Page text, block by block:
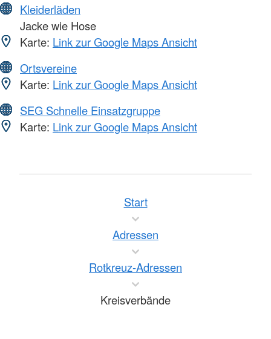
Kleiderläden
Jacke wie Hose
Karte: Link zur Google Maps Ansicht
Ortsvereine
Karte: Link zur Google Maps Ansicht
SEG Schnelle Einsatzgruppe
Karte: Link zur Google Maps Ansicht
Start
Adressen
Rotkreuz-Adressen
Kreisverbände